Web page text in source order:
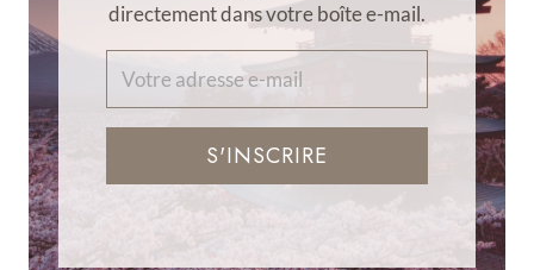
directement dans votre boîte e-mail.
S'INSCRIRE